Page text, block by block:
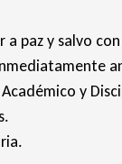
a paz y salvo
y